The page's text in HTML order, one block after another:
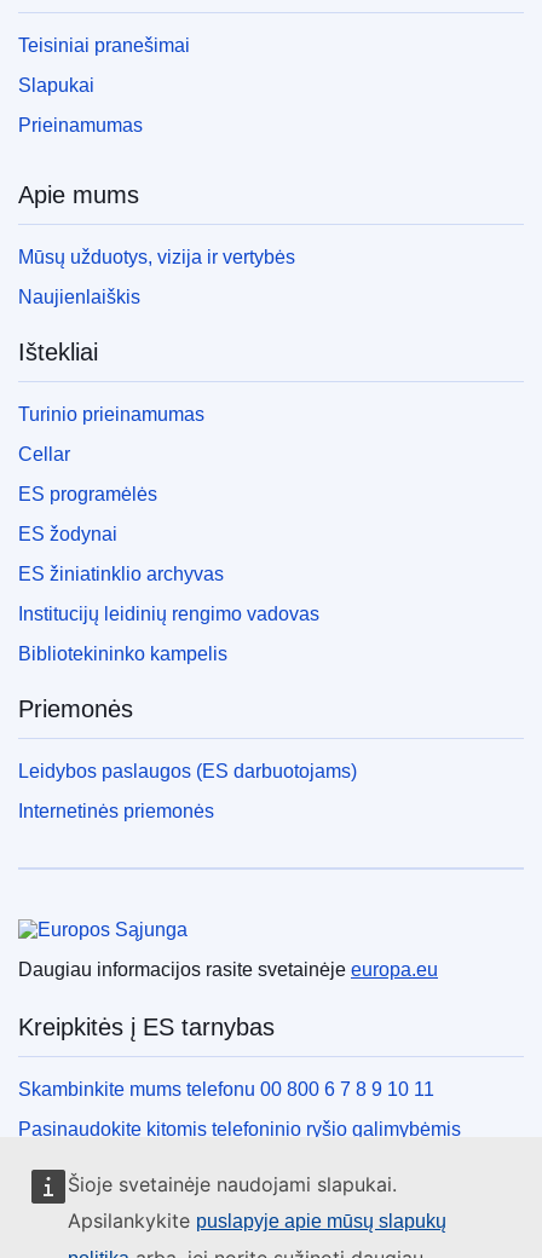
Šioje svetainėje naudojami slapukai.
Apsilankykite puslapyje apie mūsų slapukų
Teisiniai pranešimai
Slapukai
Prieinamumas
Apie mums
Mūsų užduotys, vizija ir vertybės
Naujienlaiškis
Ištekliai
Turinio prieinamumas
Cellar
ES programėlės
ES žodynai
ES žiniatinklio archyvas
Institucijų leidinių rengimo vadovas
Bibliotekininko kampelis
Priemonės
Leidybos paslaugos (ES darbuotojams)
Internetinės priemonės
Daugiau informacijos rasite svetainėje europa.eu
Kreipkitės į ES tarnybas
Skambinkite mums telefonu 00 800 6 7 8 9 10 11
Pasinaudokite kitomis telefoninio ryšio galimybėmis
Rašykite mums naudodamiesi kontaktine forma
Susitikime viename iš ES biurų